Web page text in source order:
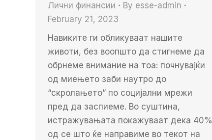
Лични финансии By esse-admin
February 21, 2023
Навиките ги обликуваат нашите
животи, без воопшто да стигнеме да
обрнеме внимание на тоа: почнувајќи
од миењето заби наутро до
“скролањето” по социјални мрежи
пред да заспиеме. Во суштина,
истражувањата покажуваат дека 40%
од се што ќе направиме во текот на